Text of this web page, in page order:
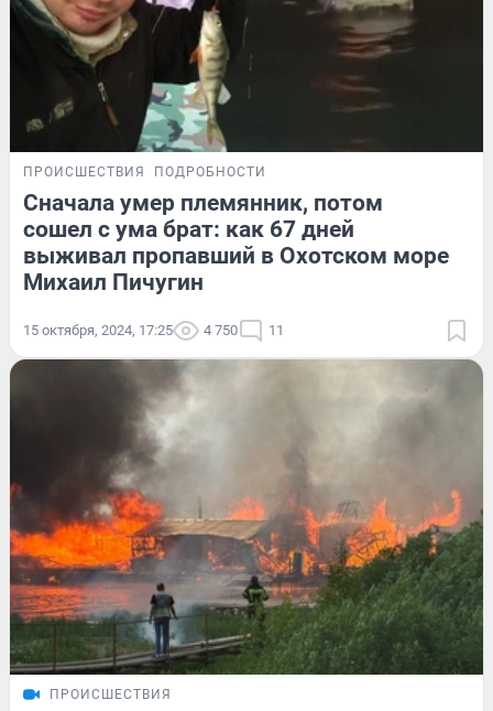
ПРОИСШЕСТВИЯ ПОДРОБНОСТИ
Сначала умер племянник, потом
сошел с ума брат: как 67 дней
выживал пропавший в Охотском море
Михаил Пичугин
15 октября, 2024, 17:25 4 750 11
ПРОИСШЕСТВИЯ